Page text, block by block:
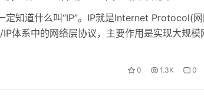
知道什么叫“IP”。IP就是Internet Protocol(
体系中的网络层协议，主要作用是实现大规模
0 1.3K 0